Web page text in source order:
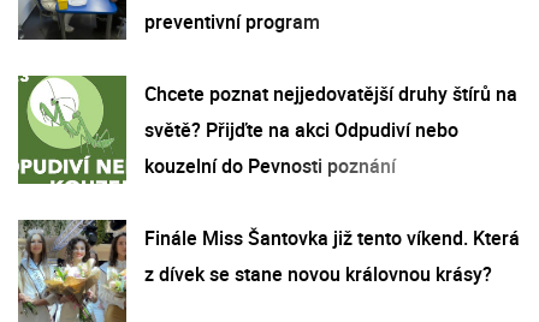
preventivní program
Chcete poznat nejjedovatější druhy štírů na
světě? Přijďte na akci Odpudiví nebo
kouzelní do Pevnosti poznání
Finále Miss Šantovka již tento víkend. Která
z dívek se stane novou královnou krásy?